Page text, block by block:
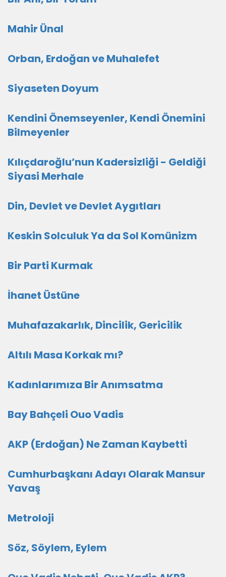
Mahir Ünal
Orban, Erdoğan ve Muhalefet
Siyaseten Doyum
Kendini Önemseyenler, Kendi Önemini
Bilmeyenler
Kılıçdaroğlu’nun Kadersizliği - Geldiği
Siyasi Merhale
Din, Devlet ve Devlet Aygıtları
Keskin Solculuk Ya da Sol Komünizm
Bir Parti Kurmak
İhanet Üstüne
Muhafazakarlık, Dincilik, Gericilik
Altılı Masa Korkak mı?
Kadınlarımıza Bir Anımsatma
Bay Bahçeli Ouo Vadis
AKP (Erdoğan) Ne Zaman Kaybetti
Cumhurbaşkanı Adayı Olarak Mansur
Yavaş
Metroloji
Söz, Söylem, Eylem